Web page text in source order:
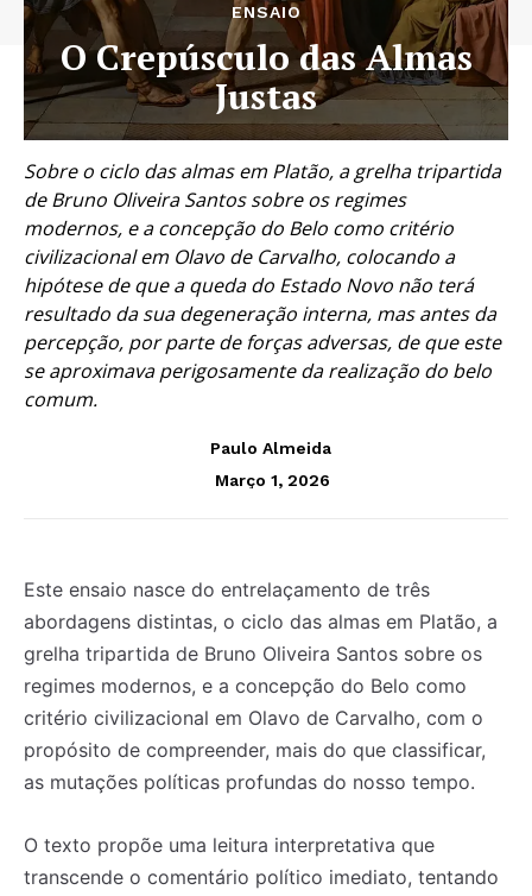
ENSAIO
O Crepúsculo das Almas
Justas
Sobre o ciclo das almas em Platão, a grelha tripartida
de Bruno Oliveira Santos sobre os regimes
modernos, e a concepção do Belo como critério
civilizacional em Olavo de Carvalho, colocando a
hipótese de que a queda do Estado Novo não terá
resultado da sua degeneração interna, mas antes da
percepção, por parte de forças adversas, de que este
se aproximava perigosamente da realização do belo
comum.
Paulo Almeida
Março 1, 2026
Este ensaio nasce do entrelaçamento de três
abordagens distintas, o ciclo das almas em Platão, a
grelha tripartida de Bruno Oliveira Santos sobre os
regimes modernos, e a concepção do Belo como
critério civilizacional em Olavo de Carvalho, com o
propósito de compreender, mais do que classificar,
as mutações políticas profundas do nosso tempo.
O texto propõe uma leitura interpretativa que
transcende o comentário político imediato, tentando